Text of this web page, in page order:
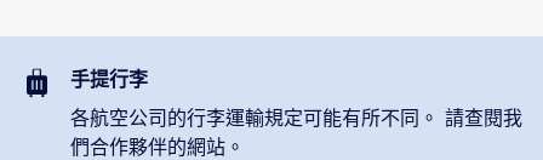
手提行李
各航空公司的行李運輸規定可能有所不同。 請查閱我
們合作夥伴的網站。